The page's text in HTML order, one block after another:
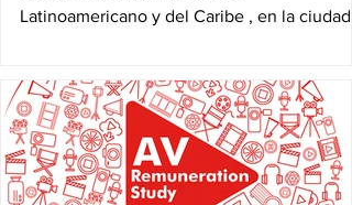
Latinoamericano y del Caribe , en la ciudad